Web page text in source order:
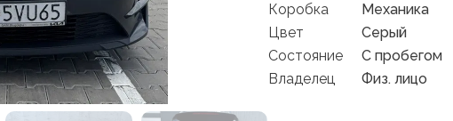
Коробка
Механика
Цвет
Серый
Состояние
C пробегом
Владелец
Физ. лицо